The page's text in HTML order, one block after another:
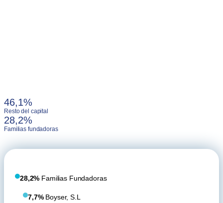
46,1%
Resto del capital
28,2%
Familias fundadoras
28,2% Familias Fundadoras
7,7%Boyser, S.L